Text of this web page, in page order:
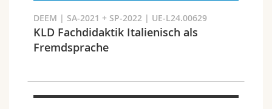
DEEM | SA-2021 + SP-2022 | UE-L24.00629
KLD Fachdidaktik Italienisch als
Fremdsprache